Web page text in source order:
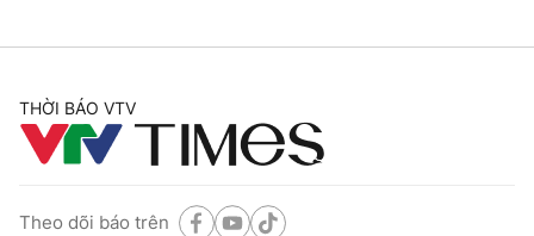
THỜI BÁO VTV
Theo dõi báo trên